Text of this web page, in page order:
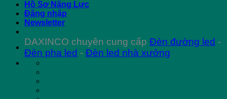
Hồ Sơ Năng Lực
Đăng nhập
Newsletter
DAXINCO chuyên cung cấp Đèn đường led -
Đèn pha led - Đèn led nhà xưởng